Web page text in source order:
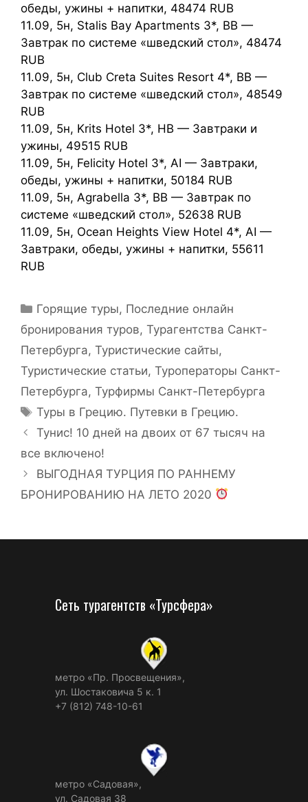
обеды, ужины + напитки, 48474 RUB
11.09, 5н, Stalis Bay Apartments 3*, BB —
Завтрак по системе «шведский стол», 48474
RUB
11.09, 5н, Club Creta Suites Resort 4*, BB —
Завтрак по системе «шведский стол», 48549
RUB
11.09, 5н, Krits Hotel 3*, HB — Завтраки и
ужины, 49515 RUB
11.09, 5н, Felicity Hotel 3*, AI — Завтраки,
обеды, ужины + напитки, 50184 RUB
11.09, 5н, Agrabella 3*, BB — Завтрак по
системе «шведский стол», 52638 RUB
11.09, 5н, Ocean Heights View Hotel 4*, AI —
Завтраки, обеды, ужины + напитки, 55611
RUB
Горящие туры, Последние онлайн
бронирования туров, Турагентства Санкт-
Петербурга, Туристические сайты,
Туристические статьи, Туроператоры Санкт-
Петербурга, Турфирмы Санкт-Петербурга
Туры в Грецию. Путевки в Грецию.
Тунис! 10 дней на двоих от 67 тысяч на
все включено!
ВЫГОДНАЯ ТУРЦИЯ ПО РАННЕМУ
БРОНИРОВАНИЮ НА ЛЕТО 2020
Сеть турагентств «Турсфера»
метро «Пр. Просвещения»,
ул. Шостаковича 5 к. 1
+7 (812) 748-10-61
метро «Садовая»,
ул. Садовая 38